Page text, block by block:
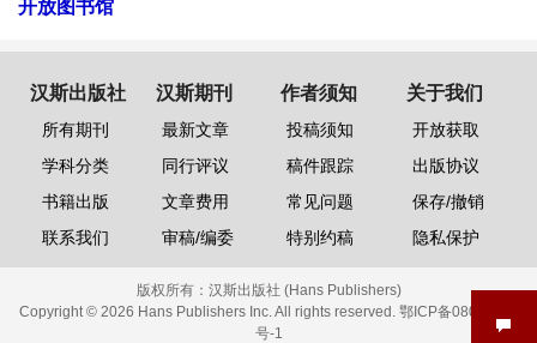
开放图书馆
汉斯出版社
所有期刊
学科分类
书籍出版
联系我们
汉斯期刊
最新文章
同行评议
文章费用
审稿/编委
作者须知
投稿须知
稿件跟踪
常见问题
特别约稿
关于我们
开放获取
出版协议
保存/撤销
隐私保护
版权所有： 汉斯出版社 (Hans Publishers)
Copyright © 2026 Hans Publishers Inc. All rights reserved. 鄂ICP备08006613
号-1